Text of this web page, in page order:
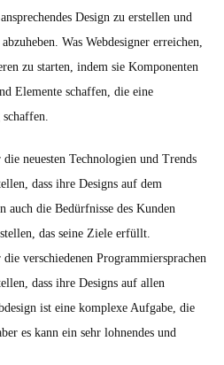
Design zu erstellen und
Was Webdesigner erreichen,
zu starten, indem sie Komponenten
Elemente schaffen, die eine
die neuesten Technologien und Trends
dass ihre Designs auf dem
auch die Bedürfnisse des Kunden
das seine Ziele erfüllt.
die verschiedenen Programmiersprachen
dass ihre Designs auf allen
ist eine komplexe Aufgabe, die
es kann ein sehr lohnendes und